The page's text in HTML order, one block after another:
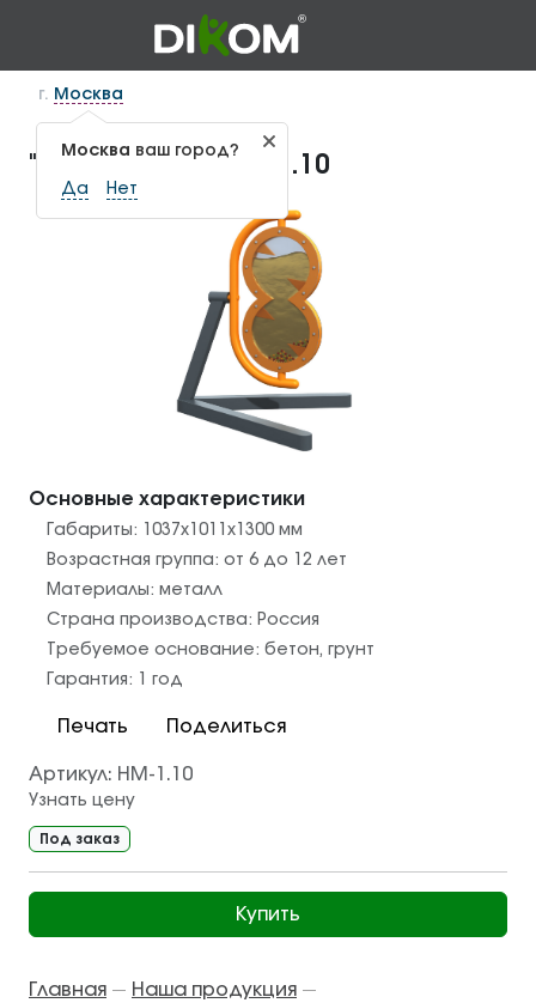
г. Москва
Москва ваш город?
Да Нет
"Живые часы" НМ-1.10
Основные характеристики
Габариты: 1037х1011х1300 мм
Возрастная группа: от 6 до 12 лет
Материалы: металл
Страна производства: Россия
Требуемое основание: бетон, грунт
Гарантия:
1 год
Печать Поделиться
Артикул: НМ-1.10
Узнать цену
Под заказ
Купить
Главная — Наша продукция —